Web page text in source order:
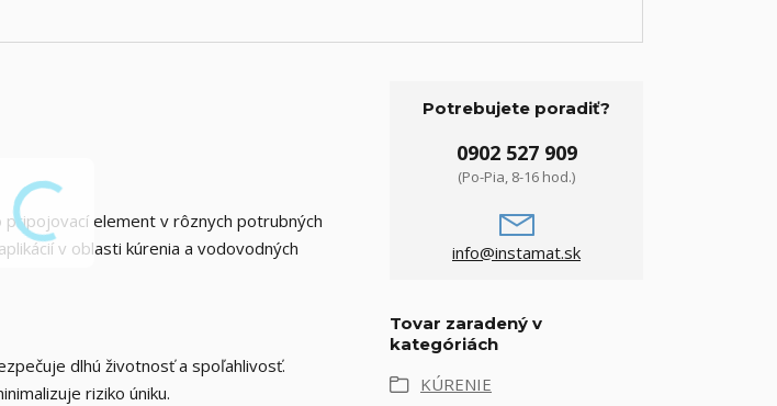
element v rôznych potrubných
v oblasti kúrenia a vodovodných
dlhú životnosť a spoľahlivosť.
riziko úniku.
Potrebujete poradiť?
0902 527 909
(Po-Pia, 8-16 hod.)
info@instamat.sk
Tovar zaradený v
kategóriách
KÚRENIE